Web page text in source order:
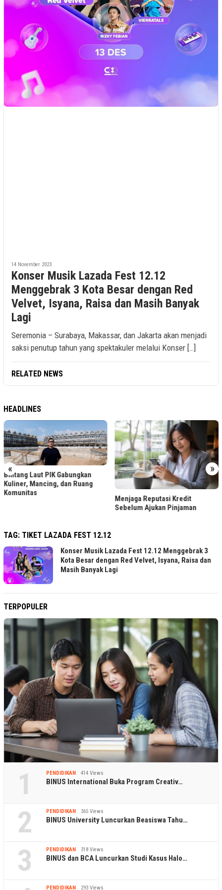
14 November 2023
Konser Musik Lazada Fest 12.12
Menggebrak 3 Kota Besar dengan Red
Velvet, Isyana, Raisa dan Masih Banyak
Lagi
Seremonia – Surabaya, Makassar, dan Jakarta akan menjadi
saksi penutup tahun yang spektakuler melalui Konser […]
RELATED NEWS
HEADLINES
« »
Bintang Laut PIK Gabungkan
Kuliner, Mancing, dan Ruang
Komunitas
Menjaga Reputasi Kredit
Sebelum Ajukan Pinjaman
TAG: TIKET LAZADA FEST 12.12
Konser Musik Lazada Fest 12.12 Menggebrak 3
Kota Besar dengan Red Velvet, Isyana, Raisa dan
Masih Banyak Lagi
TERPOPULER
1 PENDIDIKAN 414 Views
BINUS International Buka Program Creativ…
2 PENDIDIKAN 365 Views
BINUS University Luncurkan Beasiswa Tahu…
3 PENDIDIKAN 318 Views
BINUS dan BCA Luncurkan Studi Kasus Halo…
PENDIDIKAN 293 Views